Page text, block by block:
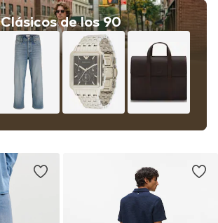
Clásicos de los 90